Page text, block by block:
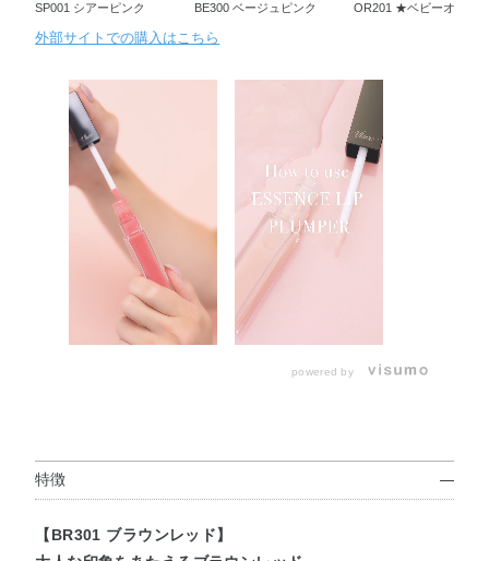
SP001 シアーピンク BE300 ベージュピンク OR201 ★ベビーオレン
外部サイトでの購入はこちら
powered by
特徴
【BR301 ブラウンレッド】